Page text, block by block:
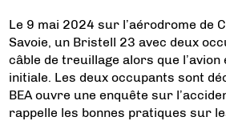
Le 9 mai 2024 sur l’aérodrome de
Savoie, un Bristell 23 avec deux
câble de treuillage alors que l’avion
initiale. Les deux occupants sont
BEA ouvre une enquête sur
rappelle les bonnes pratiques sur